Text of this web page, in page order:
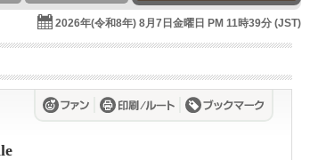
2026年(令和8年) 8月7日金曜日 PM 11時39分 (JST)